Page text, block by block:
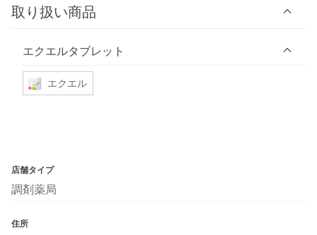
取り扱い商品
エクエルタブレット
エクエル
店舗タイプ
調剤薬局
住所